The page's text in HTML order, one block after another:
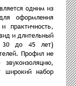
одним из
оформления
практичность,
и длительный
30 до 45 лет)
Профил не
широкий набор